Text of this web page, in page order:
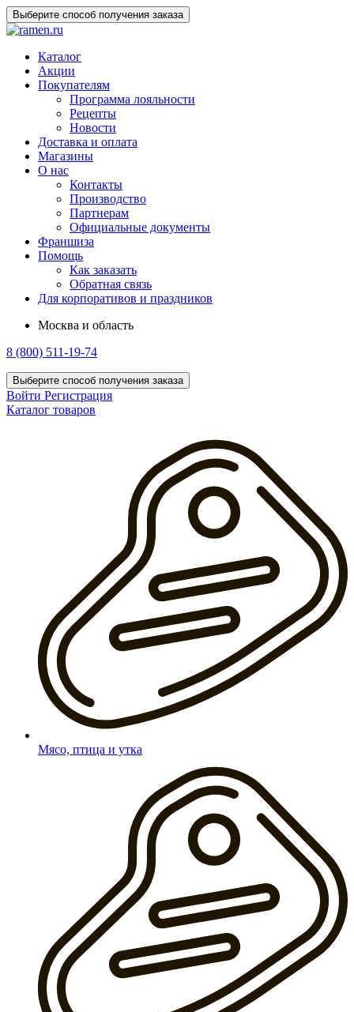
Выберите способ получения заказа
Каталог
Акции
Покупателям
Программа лояльности
Рецепты
Новости
Доставка и оплата
Магазины
О нас
Контакты
Производство
Партнерам
Официальные документы
Франшиза
Помощь
Как заказать
Обратная связь
Для корпоративов и праздников
Москва и область
8 (800) 511-19-74
Выберите способ получения заказа
Войти Регистрация
Каталог товаров
Мясо, птица и утка